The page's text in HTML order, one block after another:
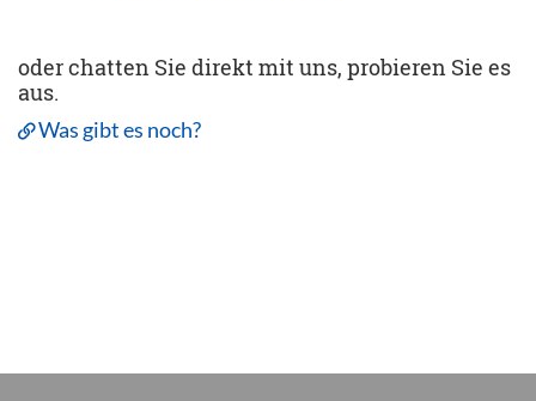
oder chatten Sie direkt mit uns, probieren Sie es
aus.
Was gibt es noch?